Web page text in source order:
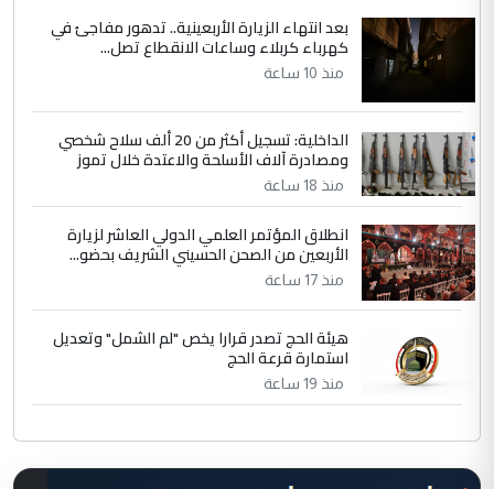
بعد انتهاء الزيارة الأربعينية.. تدهور مفاجئ في
كهرباء كربلاء وساعات الانقطاع تصل...
منذ 10 ساعة
الداخلية: تسجيل أكثر من 20 ألف سلاح شخصي
ومصادرة آلاف الأسلحة والاعتدة خلال تموز
منذ 18 ساعة
انطلاق المؤتمر العلمي الدولي العاشر لزيارة
الأربعين من الصحن الحسيني الشريف بحضو...
منذ 17 ساعة
هيئة الحج تصدر قرارا يخص "لم الشمل" وتعديل
استمارة قرعة الحج
منذ 19 ساعة